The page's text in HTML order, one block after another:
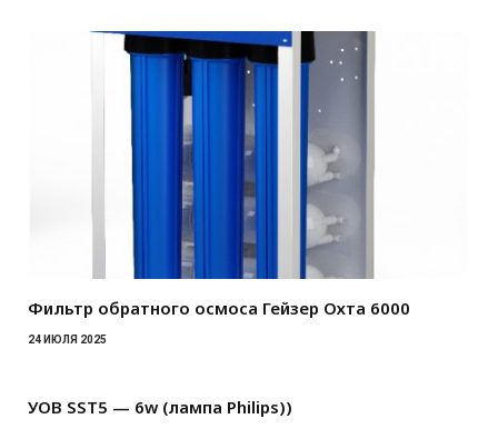
Фильтр обратного осмоса Гейзер Охта 6000
24 ИЮЛЯ 2025
УОВ SST5 — 6w (лампа Philips))